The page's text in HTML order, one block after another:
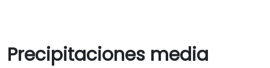
Precipitaciones media